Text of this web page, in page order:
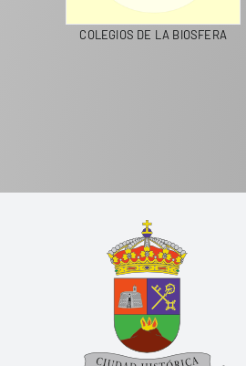
COLEGIOS DE LA BIOSFERA